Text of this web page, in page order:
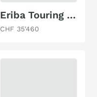
Eriba Touring 430
CHF 35'460